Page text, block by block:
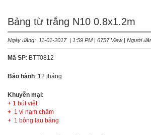
Bảng từ trắng N10 0.8x1.2m
Ngày đăng: 11-01-2017 | 1:59 PM | 6757 View | Người
Mã SP: BTT0812
Bảo hành: 12 tháng
Khuyễn mại:
+ 1 bút viết
+ 1 vỉ nam châm
+ 1 bông lau bảng